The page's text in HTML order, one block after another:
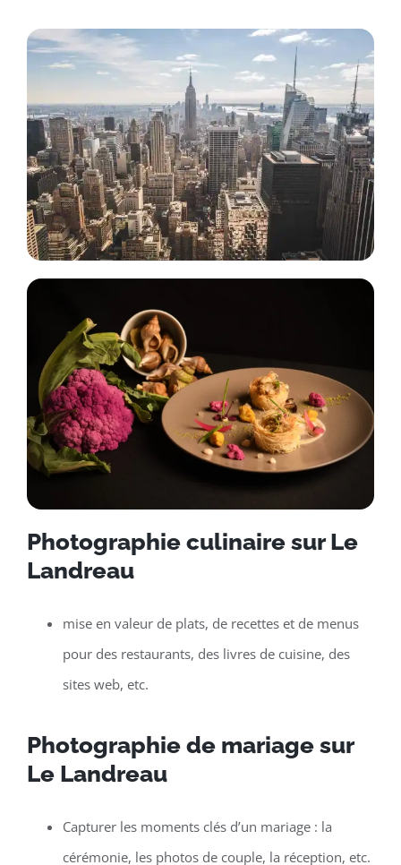
Photographie culinaire sur Le
Landreau
mise en valeur de plats, de recettes et de menus
pour des restaurants, des livres de cuisine, des
sites web, etc.
Photographie de mariage sur
Le Landreau
Capturer les moments clés d’un mariage : la
cérémonie, les photos de couple, la réception, etc.